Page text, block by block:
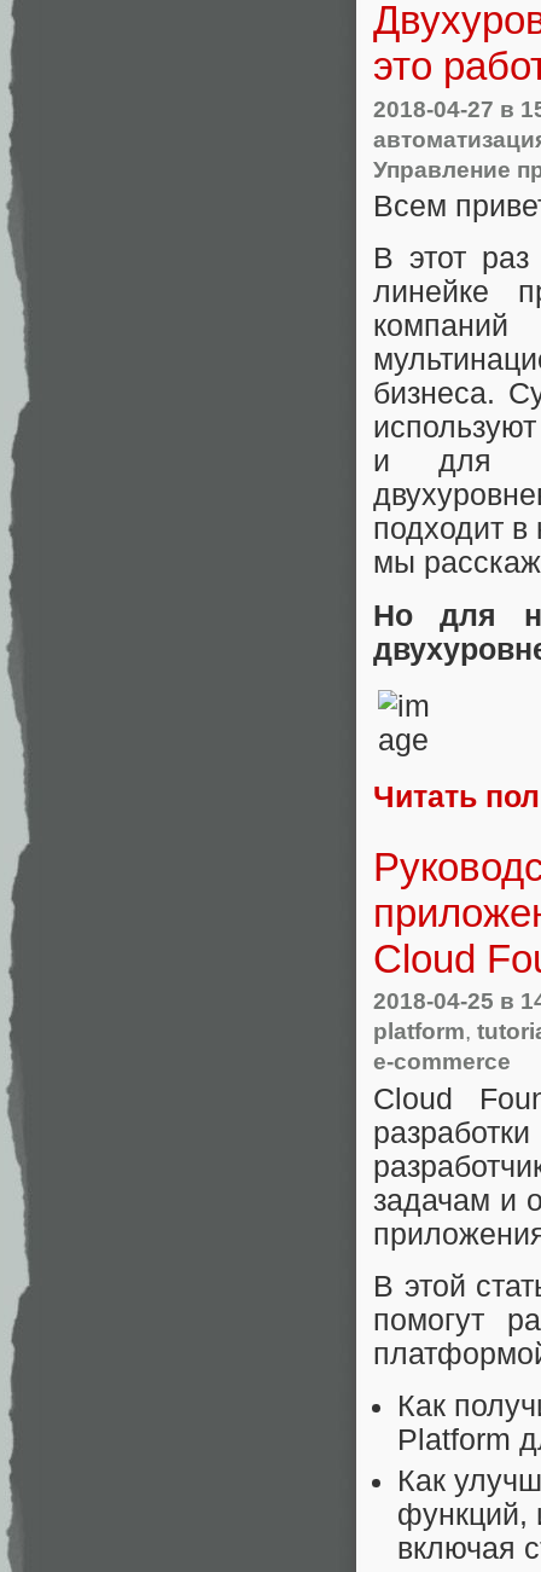
это
2018-04-27 в
Управление
Всем
В этот
линейке
бизнеса.
и для
подходит в
мы
Но для
Читать
Cloud
2018-04-25 в
platform,
e-commerce
Cloud
задачам и
В этой
помогут
Как
Platform
Как
функций,
включая